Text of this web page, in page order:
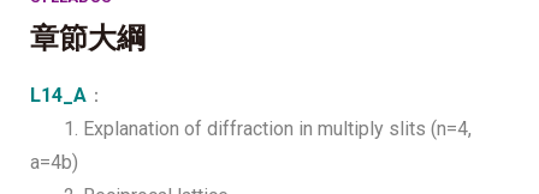
章節大綱
L14_A ：
1. Explanation of diffraction in multiply slits (n=4,
a=4b)